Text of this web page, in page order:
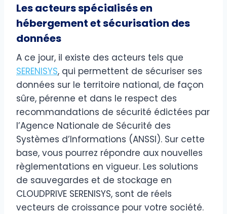
Les acteurs spécialisés en
hébergement et sécurisation des
données
A ce jour, il existe des acteurs tels que
SERENISYS, qui permettent de sécuriser ses
données sur le territoire national, de façon
sûre, pérenne et dans le respect des
recommandations de sécurité édictées par
l’Agence Nationale de Sécurité des
Systèmes d’Informations (ANSSI). Sur cette
base, vous pourrez répondre aux nouvelles
règlementations en vigueur. Les solutions
de sauvegardes et de stockage en
CLOUDPRIVE SERENISYS, sont de réels
vecteurs de croissance pour votre société.